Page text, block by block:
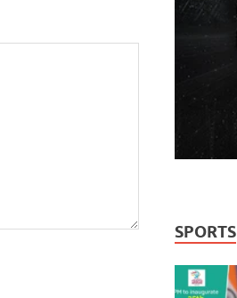
SPORTS